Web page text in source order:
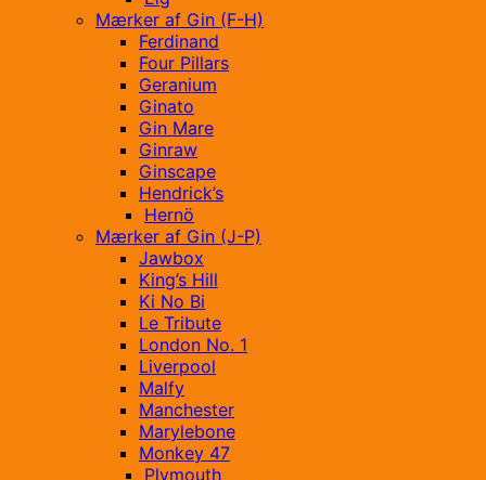
Mærker af Gin (F-H)
Ferdinand
Four Pillars
Geranium
Ginato
Gin Mare
Ginraw
Ginscape
Hendrick’s
Hernö
Mærker af Gin (J-P)
Jawbox
King’s Hill
Ki No Bi
Le Tribute
London No. 1
Liverpool
Malfy
Manchester
Marylebone
Monkey 47
Plymouth